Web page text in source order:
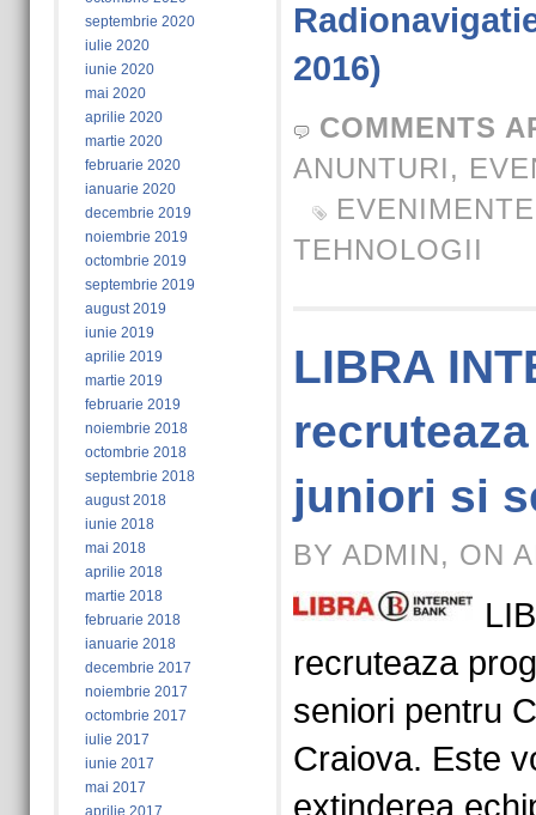
septembrie 2020
iulie 2020
iunie 2020
mai 2020
aprilie 2020
martie 2020
februarie 2020
ianuarie 2020
decembrie 2019
noiembrie 2019
octombrie 2019
septembrie 2019
august 2019
iunie 2019
aprilie 2019
martie 2019
februarie 2019
noiembrie 2018
octombrie 2018
septembrie 2018
august 2018
iunie 2018
mai 2018
aprilie 2018
martie 2018
februarie 2018
ianuarie 2018
decembrie 2017
noiembrie 2017
octombrie 2017
iulie 2017
iunie 2017
mai 2017
aprilie 2017
2016)
COMMENTS
ANUNTURI,
EVENIMENTE
TEHNOLOGII
LIBRA
juniori si
BY ADMIN, ON
recruteaza
seniori pentru
Craiova. Este
extinderea